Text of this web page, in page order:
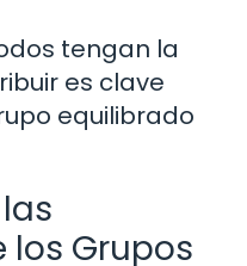
tengan la
es clave
equilibrado
los Grupos